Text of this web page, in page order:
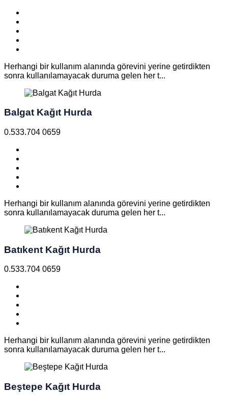
Herhangi bir kullanım alanında görevini yerine getirdikten
sonra kullanılamayacak duruma gelen her t...
Balgat Kağıt Hurda
0.533.704 0659
Herhangi bir kullanım alanında görevini yerine getirdikten
sonra kullanılamayacak duruma gelen her t...
Batıkent Kağıt Hurda
0.533.704 0659
Herhangi bir kullanım alanında görevini yerine getirdikten
sonra kullanılamayacak duruma gelen her t...
Beştepe Kağıt Hurda